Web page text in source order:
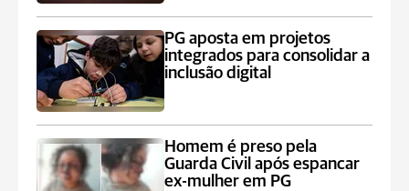
PG aposta em projetos
integrados para consolidar a
inclusão digital
Homem é preso pela
Guarda Civil após espancar
ex-mulher em PG